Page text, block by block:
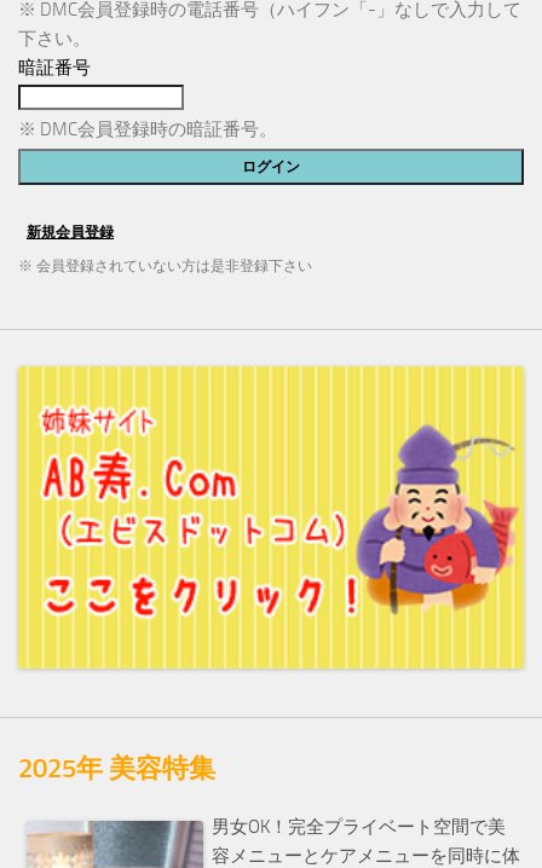
※ DMC会員登録時の電話番号（ハイフン「-」なしで入力して
下さい。
暗証番号
※ DMC会員登録時の暗証番号。
※ 会員登録されていない方は是非登録下さい
2025年 美容特集
男女OK！完全プライベート空間で美
容メニューとケアメニューを同時に体